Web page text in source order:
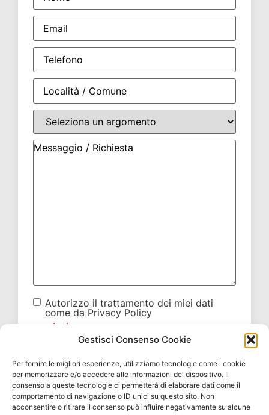
Gestisci Consenso Cookie
Per fornire le migliori esperienze, utilizziamo tecnologie come i cookie
per memorizzare e/o accedere alle informazioni del dispositivo. Il
consenso a queste tecnologie ci permetterà di elaborare dati come il
comportamento di navigazione o ID unici su questo sito. Non
acconsentire o ritirare il consenso può influire negativamente su alcune
Autorizzo il trattamento dei miei dati
come da Privacy Policy